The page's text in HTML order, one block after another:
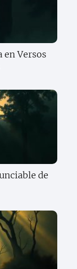
en Versos
de